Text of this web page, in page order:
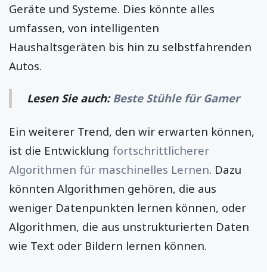
Geräte und Systeme. Dies könnte alles
umfassen, von intelligenten
Haushaltsgeräten bis hin zu selbstfahrenden
Autos.
Lesen Sie auch:Beste Stühle für Gamer
Ein weiterer Trend, den wir erwarten können,
ist die Entwicklung fortschrittlicherer
Algorithmen für maschinelles Lernen. Dazu
könnten Algorithmen gehören, die aus
weniger Datenpunkten lernen können, oder
Algorithmen, die aus unstrukturierten Daten
wie Text oder Bildern lernen können.